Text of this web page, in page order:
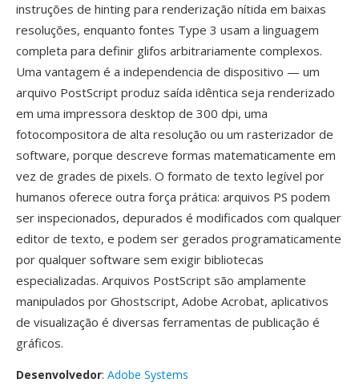
instruções de hinting para renderização nítida em baixas
resoluções, enquanto fontes Type 3 usam a linguagem
completa para definir glifos arbitrariamente complexos.
Uma vantagem é a independencia de dispositivo — um
arquivo PostScript produz saída idêntica seja renderizado
em uma impressora desktop de 300 dpi, uma
fotocompositora de alta resolução ou um rasterizador de
software, porque descreve formas matematicamente em
vez de grades de pixels. O formato de texto legível por
humanos oferece outra força prática: arquivos PS podem
ser inspecionados, depurados é modificados com qualquer
editor de texto, e podem ser gerados programaticamente
por qualquer software sem exigir bibliotecas
especializadas. Arquivos PostScript são amplamente
manipulados por Ghostscript, Adobe Acrobat, aplicativos
de visualização é diversas ferramentas de publicação é
gráficos.
Desenvolvedor: Adobe Systems